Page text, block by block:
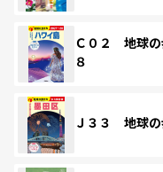
Ｃ０２ 地球
８
Ｊ３３ 地球